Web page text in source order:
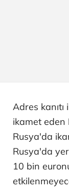
Adres
ikamet eden
Rusya'da
Rusya'da
10 bin